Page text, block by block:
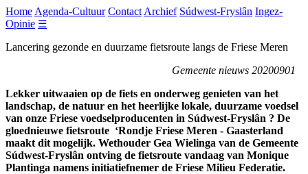
Home Agenda-Cultuur Contact Archief Súdwest-Fryslân Ingez-
Opinie ☰
Lancering gezonde en duurzame fietsroute langs de Friese Meren
Gemeente nieuws 20200901
Lekker uitwaaien op de fiets en onderweg genieten van het
landschap, de natuur en het heerlijke lokale, duurzame voedsel
van onze Friese voedselproducenten in Súdwest-Fryslân ? De
gloednieuwe fietsroute ‘Rondje Friese Meren - Gaasterland
maakt dit mogelijk. Wethouder Gea Wielinga van de Gemeente
Súdwest-Fryslân ontving de fietsroute vandaag van Monique
Plantinga namens initiatiefnemer de Friese Milieu Federatie.